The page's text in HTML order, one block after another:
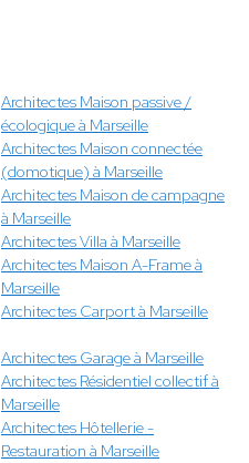
Architectes Maison passive /
écologique à Marseille
Architectes Maison connectée
(domotique) à Marseille
Architectes Maison de campagne
à Marseille
Architectes Villa à Marseille
Architectes Maison A-Frame à
Marseille
Architectes Carport à Marseille
Architectes Garage à Marseille
Architectes Résidentiel collectif à
Marseille
Architectes Hôtellerie -
Restauration à Marseille